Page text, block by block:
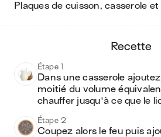
plaques de cuisson, casserole
recette
Étape 1
Dans une casserole
moitié du volume
chauffer jusqu'à ce que le
Étape 2
Coupez alors le feu puis